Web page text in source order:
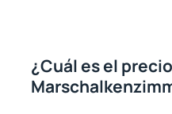
¿Cuál es el